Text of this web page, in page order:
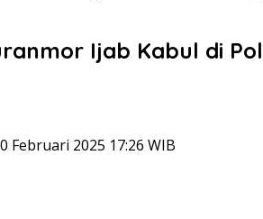
Ijab Kabul di
Februari 2025 17:26 WIB